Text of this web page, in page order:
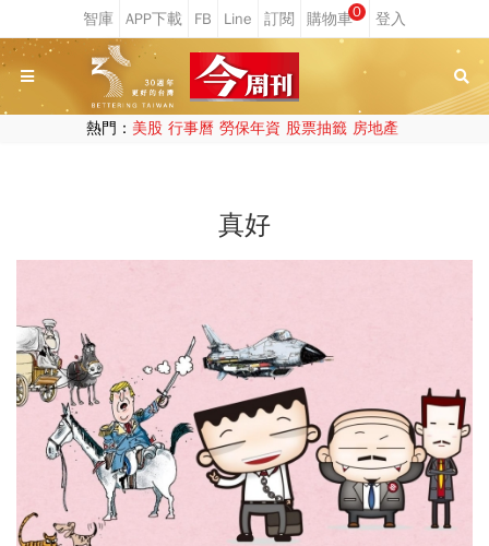
0
熱門： 美股 行事曆 勞保年資 股票抽籤 房地產
真好